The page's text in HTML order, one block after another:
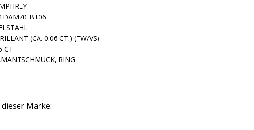
BT06
(CA. 0.06 CT.) (TW/VS)
CT
RING
Marke: